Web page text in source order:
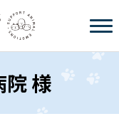
院 様